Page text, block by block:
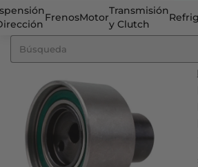
FrenosMotor
Transmisión
y Clutch